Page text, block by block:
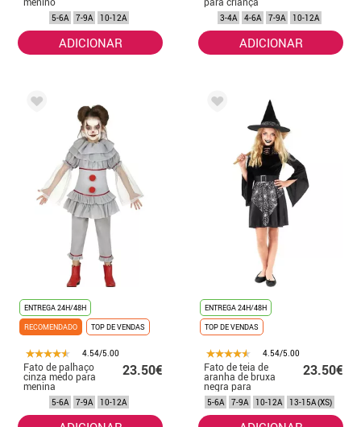
5-6A 7-9A 10-12A
ADICIONAR
3-4A 4-6A 7-9A 10-12A
ADICIONAR
ENTREGA 24H/48H
RECOMENDADO
TOP DE VENDAS
4.54/5.00
Fato de palhaço
cinza medo para
menina
23.50€
5-6A 7-9A 10-12A
ENTREGA 24H/48H
TOP DE VENDAS
4.54/5.00
Fato de teia de
aranha de bruxa
negra para
menina
23.50€
5-6A 7-9A 10-12A 13-15A (XS)